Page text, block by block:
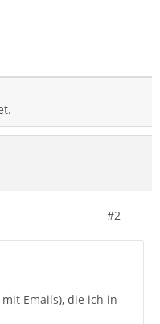
#2
Emails), die ich in